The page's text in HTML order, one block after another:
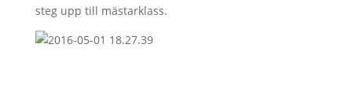
steg upp till mästarklass.